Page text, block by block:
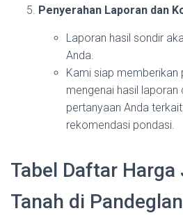
Penyerahan Laporan dan
Laporan hasil sondir
Anda.
Kami siap memberikan
mengenai hasil laporan
pertanyaan Anda
rekomendasi pondasi.
Tabel Daftar
Tanah di